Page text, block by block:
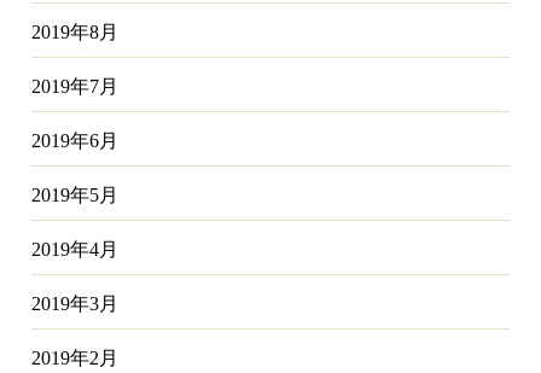
2019年8月
2019年7月
2019年6月
2019年5月
2019年4月
2019年3月
2019年2月